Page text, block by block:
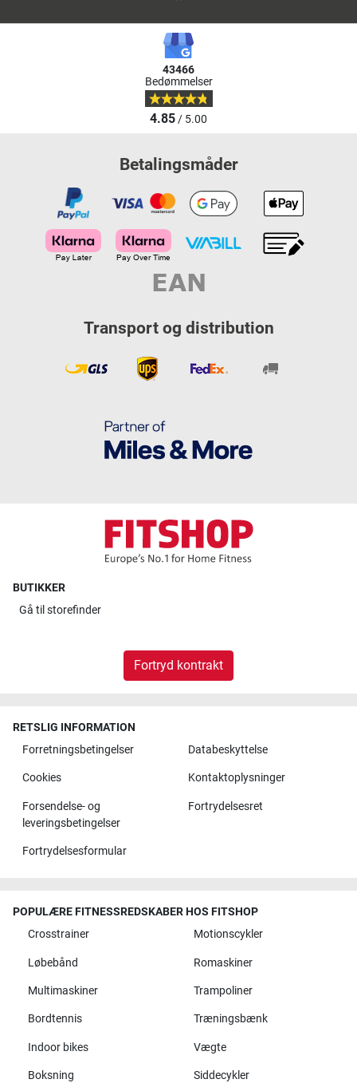
43466
Bedømmelser
4.85/ 5.00
Betalingsmåder
Transport og distribution
BUTIKKER
Gå tilstorefinder
Fortryd kontrakt
RETSLIG INFORMATION
Forretningsbetingelser
Databeskyttelse
Cookies Kontaktoplysninger
Forsendelse- og
leveringsbetingelser
Fortrydelsesret
Fortrydelsesformular
POPULÆRE FITNESSREDSKABER HOS FITSHOP
Crosstrainer
Motionscykler
Løbebånd Romaskiner
Multimaskiner Trampoliner
Bordtennis Træningsbænk
Indoor bikes Vægte
Boksning Siddecykler